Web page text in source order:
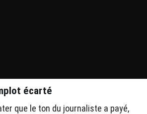
écarté
que le ton du journaliste a payé,